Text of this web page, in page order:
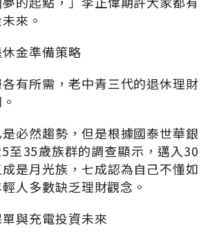
來。
金準備策略
有所需，老中青三代的退休理財
必然趨勢，但是根據國泰世華銀
至35歲族群的調查顯示，邁入30
是月光族，七成認為自己不懂如
人多數缺乏理財觀念。
與充電投資未來